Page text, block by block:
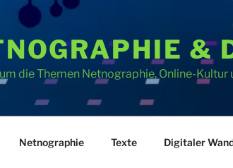
&
die Themen Netnographie, Online-Kultur
Netnographie Texte Digitaler